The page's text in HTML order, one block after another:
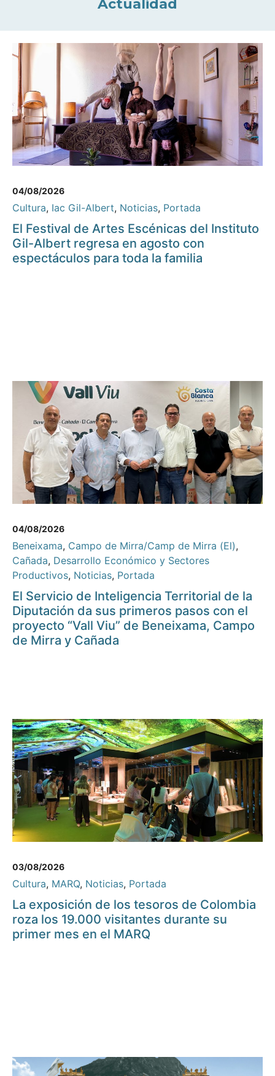
Actualidad
04/08/2026
Cultura, Iac Gil-Albert, Noticias, Portada
El Festival de Artes Escénicas del Instituto
Gil-Albert regresa en agosto con
espectáculos para toda la familia
04/08/2026
Beneixama, Campo de Mirra/Camp de Mirra (El),
Cañada, Desarrollo Económico y Sectores
Productivos, Noticias, Portada
El Servicio de Inteligencia Territorial de la
Diputación da sus primeros pasos con el
proyecto “Vall Viu” de Beneixama, Campo
de Mirra y Cañada
03/08/2026
Cultura, MARQ, Noticias, Portada
La exposición de los tesoros de Colombia
roza los 19.000 visitantes durante su
primer mes en el MARQ